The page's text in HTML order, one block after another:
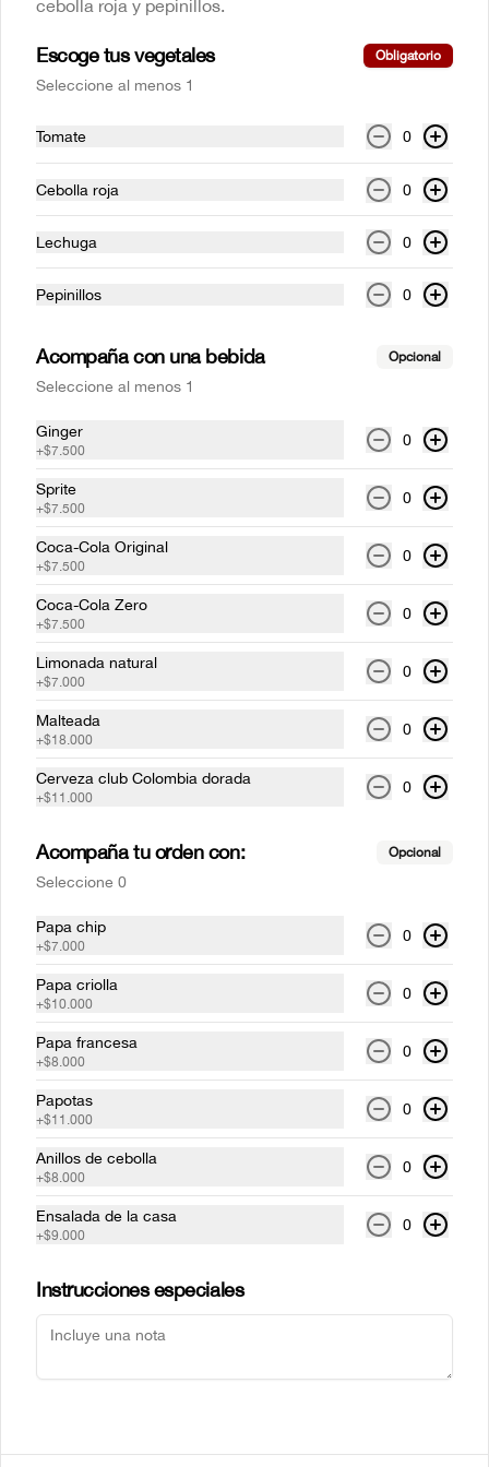
Abrir menu de navegación Login
Hamburguesas de pollo
Hamburguesas de pollo
Si era Miss Universo
$35.000
Spicy chicken chuleta burger
Pechuga de pollo apanada, pan brioche,
mostaneza de ajo negro, alioli, ají criollo,
lechuga, tomate, cebolla roja y pepinillos.
Conócenos
Despacho
Términos y condiciones
Política de privacidad
Redes sociales
Instagram
Facebook
Mi cuenta
Iniciar sesión
cebolla roja y pepinillos.
Escoge tus vegetales Obligatorio
Seleccione al menos 1
Tomate 0
Cebolla roja 0
Lechuga 0
Pepinillos 0
Acompaña con una bebida Opcional
Seleccione al menos 1
Ginger
+$7.500
0
Sprite
+$7.500
0
Coca-Cola Original
+$7.500
0
Coca-Cola Zero
+$7.500
0
Limonada natural
+$7.000
0
Malteada
+$18.000
0
Cerveza club Colombia dorada
+$11.000
0
Acompaña tu orden con: Opcional
Seleccione 0
Papa chip
+$7.000
0
Papa criolla
+$10.000
0
Papa francesa
+$8.000
0
Papotas
+$11.000
0
Anillos de cebolla
+$8.000
0
Ensalada de la casa
+$9.000
0
Instrucciones especiales